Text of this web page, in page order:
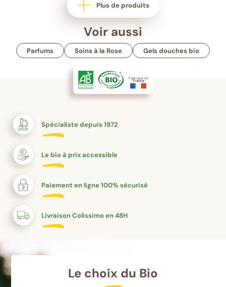
Plus de produits
Voir aussi
Parfums Soins à la Rose Gels douches bio
Fabriqué en
France
Spécialiste depuis 1972
Le bio à prix accessible
Paiement en ligne 100% sécurisé
Livraison Colissimo en 48H
Le choix du Bio